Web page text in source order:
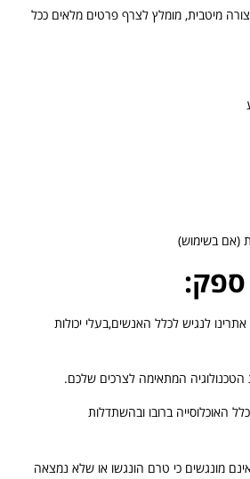
מיטבית, מומלץ לצרף פרטים מלאים ככל
(אם בשימוש)
:
לנגיש לכלל האנשים,בעלי יכולות
המתאימה לצרכים שלכם.
האוכלוסייה ברובו ובהשתדלות
מונגשים כי טרם הונגשו או שלא נמצאה